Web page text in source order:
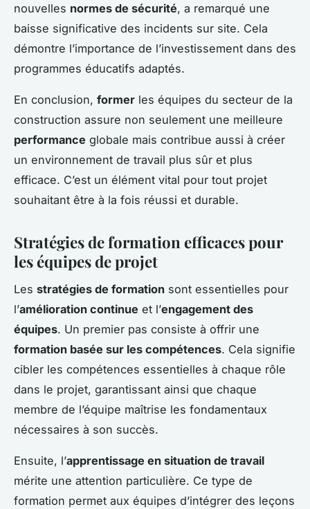
nouvelles normes de sécurité, a remarqué une
baisse significative des incidents sur site. Cela
démontre l’importance de l’investissement dans des
programmes éducatifs adaptés.
En conclusion, former les équipes du secteur de la
construction assure non seulement une meilleure
performance globale mais contribue aussi à créer
un environnement de travail plus sûr et plus
efficace. C’est un élément vital pour tout projet
souhaitant être à la fois réussi et durable.
Stratégies de formation efficaces pour
les équipes de projet
Les stratégies de formation sont essentielles pour
l’amélioration continue et l’engagement des
équipes. Un premier pas consiste à offrir une
formation basée sur les compétences. Cela signifie
cibler les compétences essentielles à chaque rôle
dans le projet, garantissant ainsi que chaque
membre de l’équipe maîtrise les fondamentaux
nécessaires à son succès.
Ensuite, l’apprentissage en situation de travail
mérite une attention particulière. Ce type de
formation permet aux équipes d’intégrer des leçons